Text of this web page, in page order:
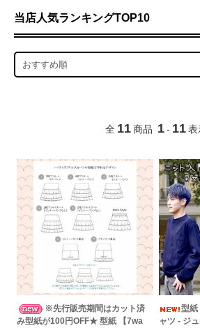
当店人気ランキングTOP10
全 11 商品 1 - 11 表
※先行販売期間はカット済
み型紙が100円OFF★ 型紙 【7wa
型紙
ャツ - ジ